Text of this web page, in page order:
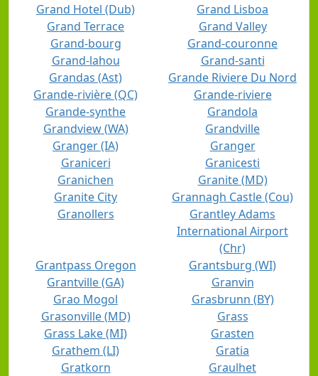
Grand Hotel (Dub)
Grand Lisboa
Grand Terrace
Grand Valley
Grand-bourg
Grand-couronne
Grand-lahou
Grand-santi
Grandas (Ast)
Grande Riviere Du Nord
Grande-rivière (QC)
Grande-riviere
Grande-synthe
Grandola
Grandview (WA)
Grandville
Granger (IA)
Granger
Graniceri
Granicesti
Granichen
Granite (MD)
Granite City
Grannagh Castle (Cou)
Granollers
Grantley Adams
International Airport
(Chr)
Grantpass Oregon
Grantsburg (WI)
Grantville (GA)
Granvin
Grao Mogol
Grasbrunn (BY)
Grasonville (MD)
Grass
Grass Lake (MI)
Grasten
Grathem (LI)
Gratia
Gratkorn
Graulhet